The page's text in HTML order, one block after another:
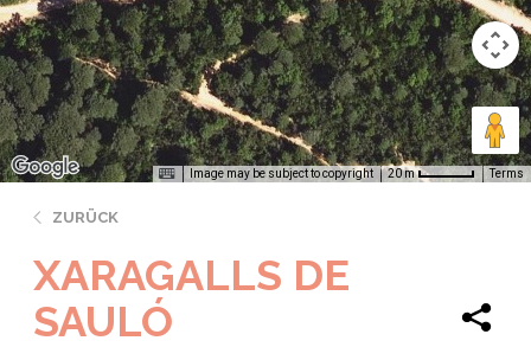
Image may be subject to copyright 20 m Terms
ZURÜCK
XARAGALLS DE
SAULÓ